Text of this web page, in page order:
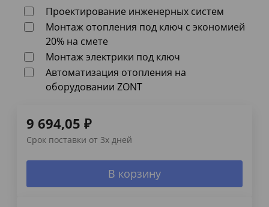
Проектирование инженерных систем
Монтаж отопления под ключ с экономией
20% на смете
Монтаж электрики под ключ
Автоматизация отопления на
оборудовании ZONT
9 694,05 ₽
Срок поставки от 3х дней
В корзину